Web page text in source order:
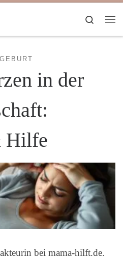
Search
in der
Hilfe
bei mama-hilft.de.